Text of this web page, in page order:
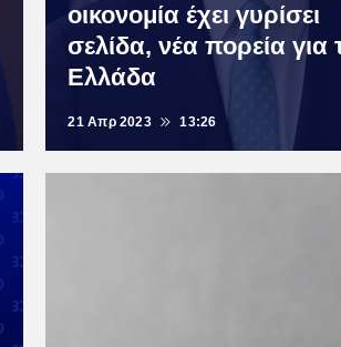
οικονομία έχει γυρίσει
σελίδα, νέα πορεία για
Ελλάδα
21 Απρ 2023 13:26